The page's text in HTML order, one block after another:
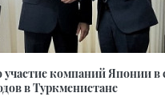
компаний Японии в
в Туркменистане